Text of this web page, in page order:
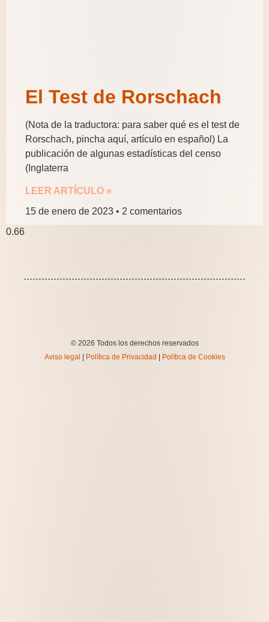
El Test de Rorschach
(Nota de la traductora: para saber qué es el test de
Rorschach, pincha aquí, artículo en español) La
publicación de algunas estadísticas del censo
(Inglaterra
LEER ARTÍCULO »
15 de enero de 2023
2 comentarios
© 2026 Todos los derechos reservados
Aviso legal
Política de Privacidad Política de Cookies